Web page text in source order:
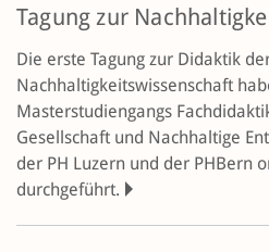
Tagung zur
Die erste Tagung zur Didaktik
Nachhaltigkeitswissenschaft
Masterstudiengangs
Gesellschaft und Nachhaltige
der PH Luzern und der PHBern
durchgeführt.